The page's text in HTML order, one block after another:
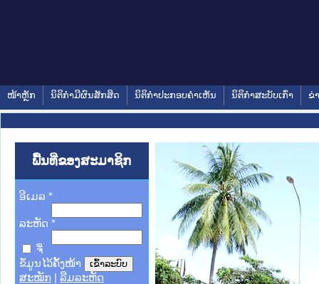
ໜ້າຫຼັກ ນິຕິກໍາມີຜົນສັກສິດ ນິຕິກໍາປະກອບຄໍາເຫັນ ນິຕິກໍາສະບັບເກົ່າ ຂ່
ພື້ນທີ່ຂອງສະມາຊິກ
ອີເມລ *
ລະຫັດ *
ຈື່
ຂໍ້ມູນໄວ້ຄັ້ງໜ້າ
ສະໝັກ
ລືມລະຫັດ